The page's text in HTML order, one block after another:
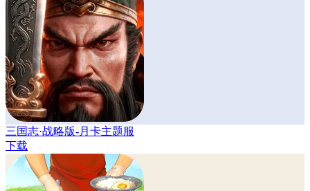
三国志·战略版-月卡主题服
下载